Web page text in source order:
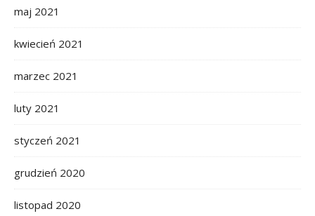
maj 2021
kwiecień 2021
marzec 2021
luty 2021
styczeń 2021
grudzień 2020
listopad 2020